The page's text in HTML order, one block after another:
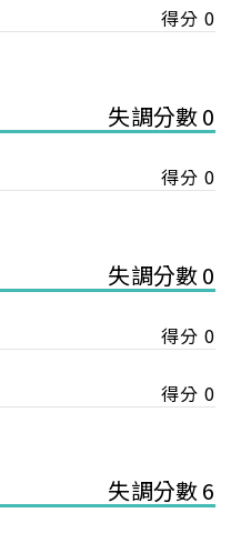
得分 0
失調分數 0
得分 0
失調分數 0
得分 0
得分 0
失調分數 6
員申請
送出，經本協會理事